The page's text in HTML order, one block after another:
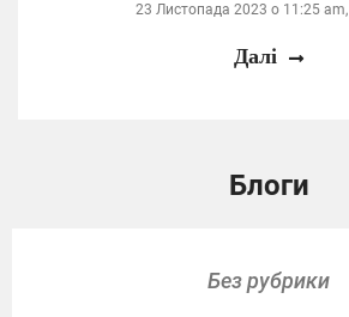
23 Листопада 2023 о 11:25 am,
Далі
Блоги
Без рубрики